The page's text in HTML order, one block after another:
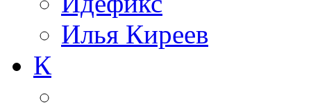
Илья Киреев
К